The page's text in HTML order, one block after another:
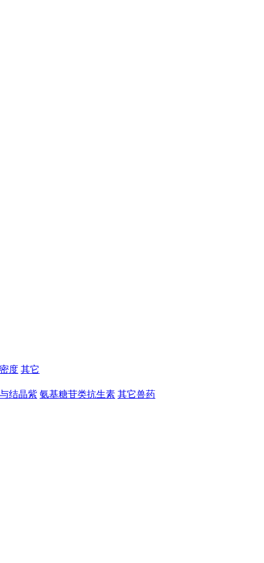
密度 其它
结晶紫 氨基糖苷类抗生素 其它兽药